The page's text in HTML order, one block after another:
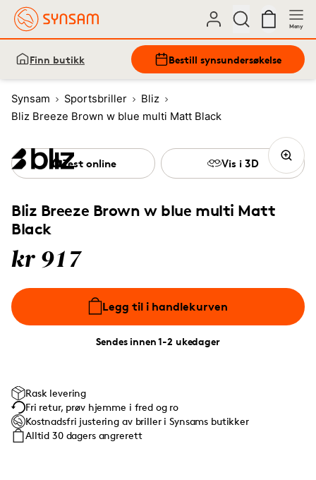
Meny
Finn butikk Bestill synsundersøkelse
Synsam Sportsbriller
Bliz
Bliz Breeze Brown w blue multi Matt Black
Bliz Breeze Brown w blue multi Matt
Black
kr 917
Legg til i handlekurven
Sendes innen 1-2 ukedager
Test online Vis i 3D
Rask levering
Fri retur, prøv hjemme i fred og ro
Kostnadsfri justering av briller i Synsams butikker
Alltid 30 dagers angrerett